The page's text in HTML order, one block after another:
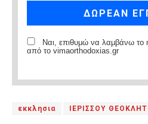
Ναι, επιθυμώ να λαμβάνω το
από το vimaorthodoxias.gr
εκκλησια ΙΕΡΙΣΣΟΥ